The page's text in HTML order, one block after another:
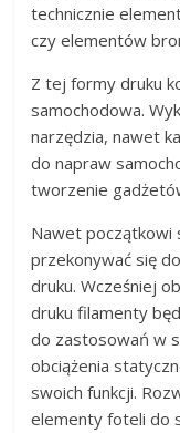
technicznie
czy elementów
Z tej formy druku
samochodowa.
narzędzia, nawet
do napraw
tworzenie
Nawet początkowi
przekonywać się
druku. Wcześniej
druku filamenty
do zastosowań w
obciążenia
swoich funkcji.
elementy foteli do